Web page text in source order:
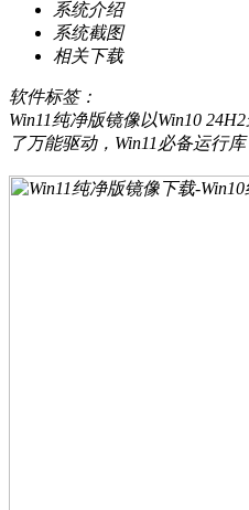
系统介绍
系统截图
相关下载
软件标签：
Win11纯净版镜像以Win10
了万能驱动，Win11必备运行